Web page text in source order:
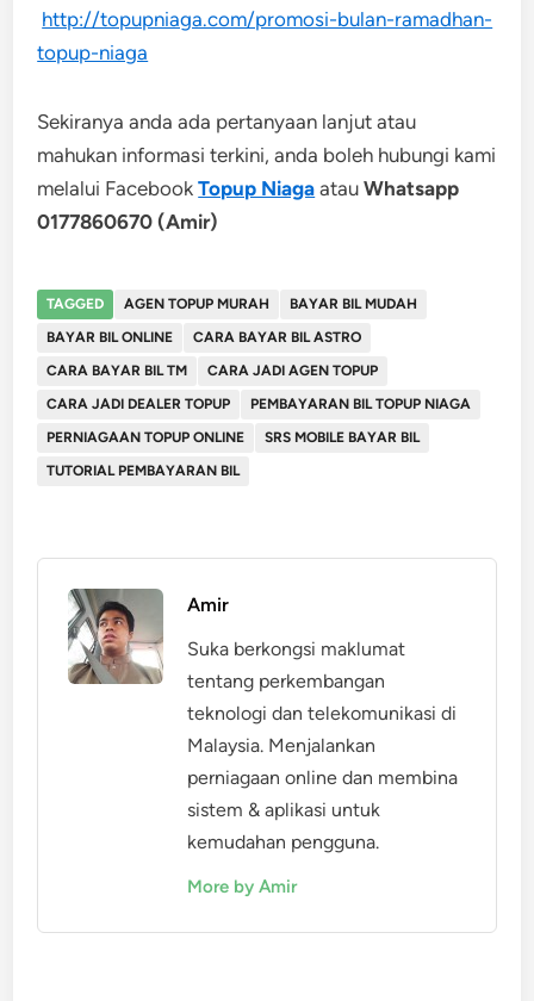
http://topupniaga.com/promosi-bulan-ramadhan-
topup-niaga
Sekiranya anda ada pertanyaan lanjut atau
mahukan informasi terkini, anda boleh hubungi kami
melalui Facebook Topup Niaga atauWhatsapp
0177860670 (Amir)
TAGGED AGEN TOPUP MURAH
BAYAR BIL MUDAH
BAYAR BIL ONLINE
CARA BAYAR BIL ASTRO
CARA BAYAR BIL TM
CARA JADI AGEN TOPUP
CARA JADI DEALER TOPUP
PEMBAYARAN BIL TOPUP NIAGA
PERNIAGAAN TOPUP ONLINE
SRS MOBILE BAYAR BIL
TUTORIAL PEMBAYARAN BIL
Amir
Suka berkongsi maklumat
tentang perkembangan
teknologi dan telekomunikasi di
Malaysia. Menjalankan
perniagaan online dan membina
sistem & aplikasi untuk
kemudahan pengguna.
More by Amir